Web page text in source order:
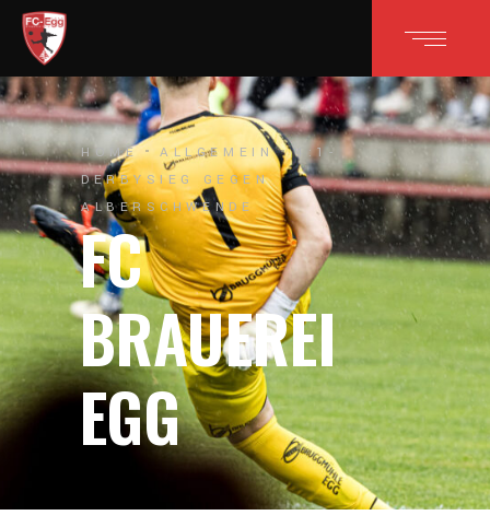
HOME ALLGEMEIN
4:1-
DERBYSIEG GEGEN
ALBERSCHWENDE
FC
BRAUEREI
EGG